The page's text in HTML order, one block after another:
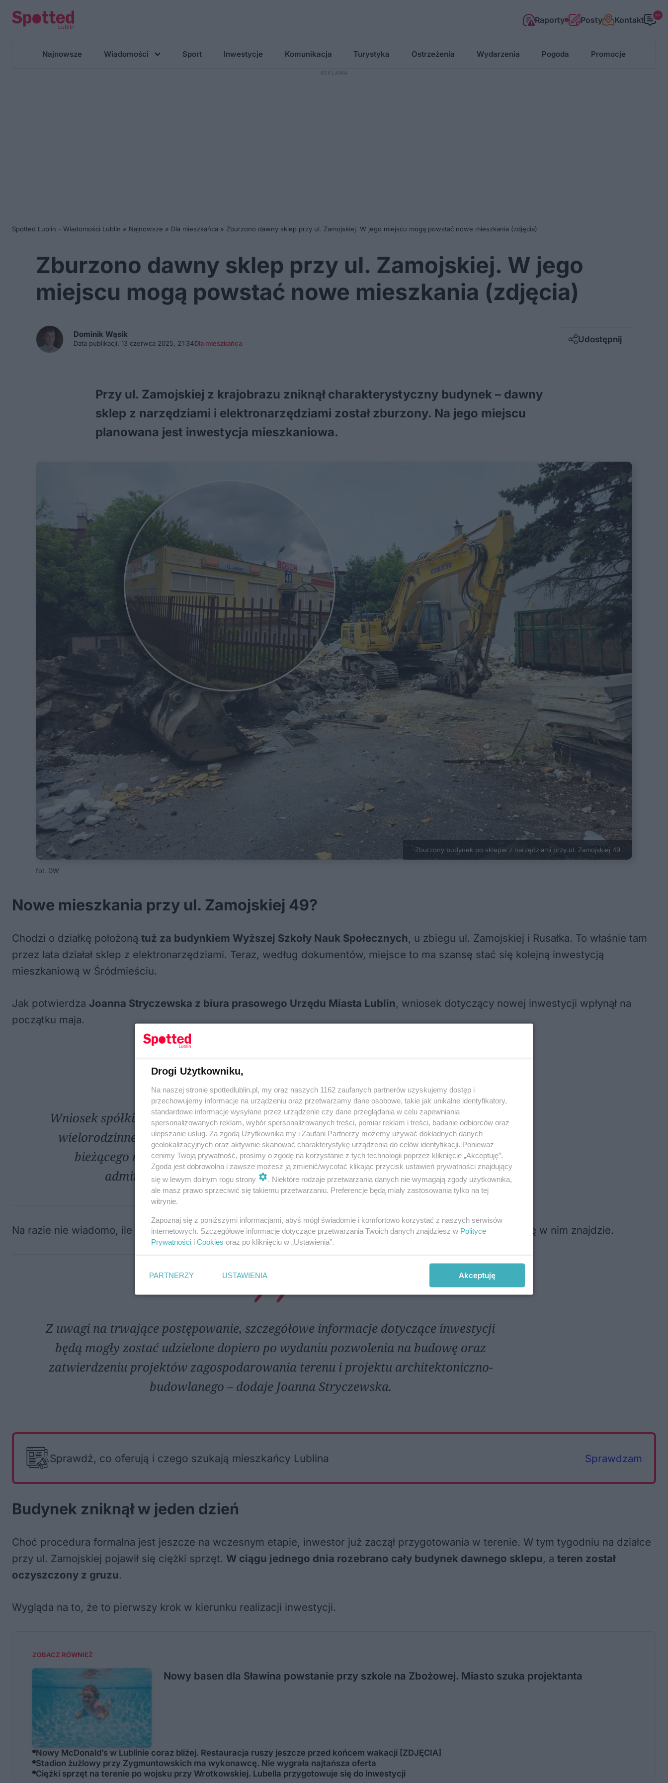
Raporty Posty Kontakt 99+
Najnowsze Wiadomości Sport Inwestycje Komunikacja Turystyka Ostrzeżenia Wydarzenia Pogoda Promocje
Spotted Lublin - Wiadomości Lublin » Najnowsze » Dla mieszkańca » Zburzono dawny sklep przy ul. Zamojskiej. W jego miejscu mogą powstać nowe mieszkania (zdjęcia)
Zburzono dawny sklep przy ul. Zamojskiej. W jego
miejscu mogą powstać nowe mieszkania (zdjęcia)
Dominik Wąsik
Data publikacji: 13 czerwca 2025, 21:34Dla mieszkańca Udostępnij
Messenger
Przy ul. Zamojskiej z krajobrazu zniknął charakterystyczny budynek – dawny
sklep z narzędziami i elektronarzędziami został zburzony. Na jego miejscu
planowana jest inwestycja mieszkaniowa.
Zburzony budynek po sklepie z narzędziami przy ul. Zamojskiej 49
fot. DW
Nowe mieszkania przy ul. Zamojskiej 49?
Chodzi o działkę położoną tuż za budynkiem Wyższej Szkoły Nauk Społecznych, u zbiegu ul. Zamojskiej i Rusałka. To właśnie tam
przez lata działał sklep z elektronarzędziami. Teraz, według dokumentów, miejsce to ma szansę stać się kolejną inwestycją
mieszkaniową w Śródmieściu.
Jak potwierdza Joanna Stryczewska z biura prasowego Urzędu Miasta Lublin, wniosek dotyczący nowej inwestycji wpłynął na
początku maja.
Wniosek spółki Edach o wydanie pozwolenia na budowę budynku mieszkalnego
wielorodzinnego na działce przy ul. Zamojskiej 49 w Lublinie wpłynął 9 maja
bieżącego roku i obecnie jest on na bardzo wczesnym etapie procedury
administracyjnej – przekazuje przedstawicielka magistratu.
Na razie nie wiadomo, ile kondygnacji będzie miał planowany budynek, jak będzie wyglądał i ile mieszkań się w nim znajdzie.
Z uwagi na trwające postępowanie, szczegółowe informacje dotyczące inwestycji
będą mogły zostać udzielone dopiero po wydaniu pozwolenia na budowę oraz
zatwierdzeniu projektów zagospodarowania terenu i projektu architektoniczno-
budowlanego – dodaje Joanna Stryczewska.
Sprawdź, co oferują i czego szukają mieszkańcy Lublina Sprawdzam
Budynek zniknął w jeden dzień
Choć procedura formalna jest jeszcze na wczesnym etapie, inwestor już zaczął przygotowania w terenie. W tym tygodniu na działce
przy ul. Zamojskiej pojawił się ciężki sprzęt. W ciągu jednego dnia rozebrano cały budynek dawnego sklepu, a teren został
oczyszczony z gruzu.
Wygląda na to, że to pierwszy krok w kierunku realizacji inwestycji.
ZOBACZ RÓWNIEŻ
Nowy basen dla Sławina powstanie przy szkole na Zbożowej. Miasto szuka projektanta
Nowy McDonald’s w Lublinie coraz bliżej. Restauracja ruszy jeszcze przed końcem wakacji [ZDJĘCIA]
Stadion żużlowy przy Zygmuntowskich ma wykonawcę. Nie wygrała najtańsza oferta
Ciężki sprzęt na terenie po wojsku przy Wrotkowskiej. Lubella przygotowuje się do inwestycji
Drogi Użytkowniku,
Na naszej stronie spottedlublin.pl, my oraz naszych 1162 zaufanych partnerów uzyskujemy dostęp i
przechowujemy informacje na urządzeniu oraz przetwarzamy dane osobowe, takie jak unikalne identyfikatory,
standardowe informacje wysyłane przez urządzenie czy dane przeglądania w celu zapewniania
spersonalizowanych reklam, wybór spersonalizowanych treści, pomiar reklam i treści, badanie odbiorców oraz
ulepszanie usług. Za zgodą Użytkownika my i Zaufani Partnerzy możemy używać dokładnych danych
geolokalizacyjnych oraz aktywnie skanować charakterystykę urządzenia do celów identyfikacji. Ponieważ
cenimy Twoją prywatność, prosimy o zgodę na korzystanie z tych technologii poprzez kliknięcie „Akceptuję”.
Zgoda jest dobrowolna i zawsze możesz ją zmienić/wycofać klikając przycisk ustawień prywatności znajdujący
się w lewym dolnym rogu strony
. Niektóre rodzaje przetwarzania danych nie wymagają zgody użytkownika,
ale masz prawo sprzeciwić się takiemu przetwarzaniu. Preferencje będą miały zastosowania tylko na tej
witrynie.
Zapoznaj się z poniższymi informacjami, abyś mógł świadomie i komfortowo korzystać z naszych serwisów
internetowych. Szczegółowe informacje dotyczące przetwarzania Twoich danych znajdziesz w Polityce
Prywatności i Cookies oraz po kliknięciu w „Ustawienia”.
PARTNERZY USTAWIENIA Akceptuję